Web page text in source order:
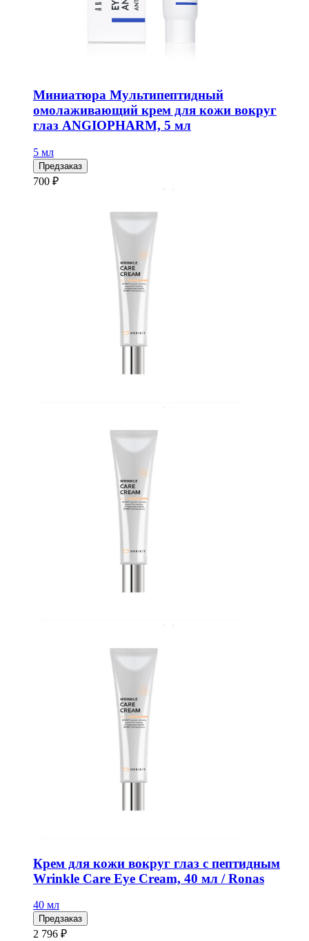
Миниатюра Мультипептидный
омолаживающий крем для кожи вокруг
глаз ANGIOPHARM, 5 мл
5 мл
Предзаказ
700 ₽
Крем для кожи вокруг глаз с пептидным
Wrinkle Care Eye Cream, 40 мл / Ronas
40 мл
Предзаказ
2 796 ₽